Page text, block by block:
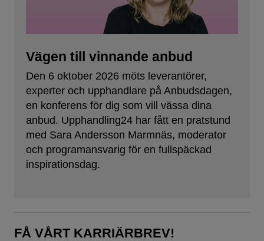
Vägen till vinnande anbud
Den 6 oktober 2026 möts leverantörer,
experter och upphandlare på Anbudsdagen,
en konferens för dig som vill vässa dina
anbud. Upphandling24 har fått en pratstund
med Sara Andersson Marmnäs, moderator
och programansvarig för en fullspäckad
inspirationsdag.
FÅ VÅRT KARRIÄRBREV!